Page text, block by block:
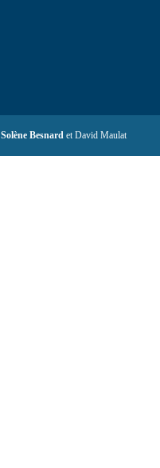
Solène Besnard et David Maulat